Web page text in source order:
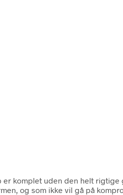
er komplet uden den helt
og som ikke vil gå på